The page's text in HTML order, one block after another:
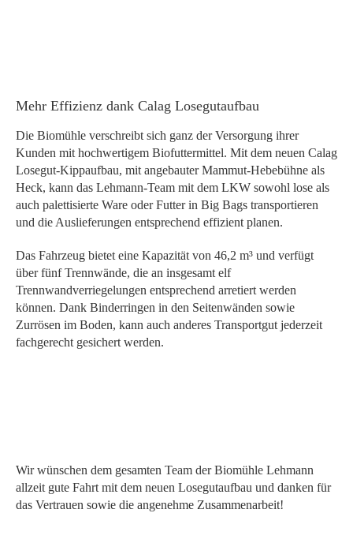
Mehr Effizienz dank Calag Losegutaufbau
Die Biomühle verschreibt sich ganz der Versorgung ihrer
Kunden mit hochwertigem Biofuttermittel. Mit dem neuen Calag
Losegut-Kippaufbau, mit angebauter Mammut-Hebebühne als
Heck, kann das Lehmann-Team mit dem LKW sowohl lose als
auch palettisierte Ware oder Futter in Big Bags transportieren
und die Auslieferungen entsprechend effizient planen.
Das Fahrzeug bietet eine Kapazität von 46,2 m³ und verfügt
über fünf Trennwände, die an insgesamt elf
Trennwandverriegelungen entsprechend arretiert werden
können. Dank Binderringen in den Seitenwänden sowie
Zurrösen im Boden, kann auch anderes Transportgut jederzeit
fachgerecht gesichert werden.
Wir wünschen dem gesamten Team der Biomühle Lehmann
allzeit gute Fahrt mit dem neuen Losegutaufbau und danken für
das Vertrauen sowie die angenehme Zusammenarbeit!